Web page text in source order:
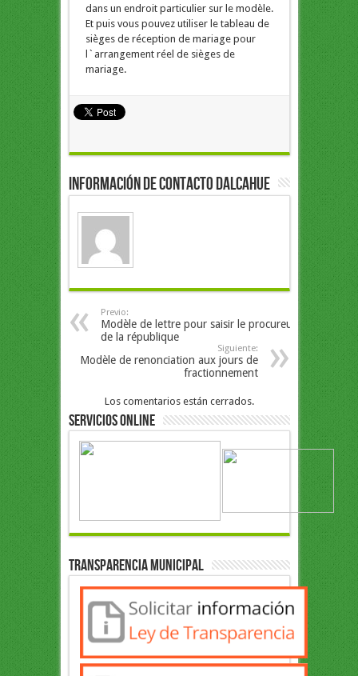
dans un endroit particulier sur le modèle.
Et puis vous pouvez utiliser le tableau de
sièges de réception de mariage pour
l`arrangement réel de sièges de
mariage.
Información de Contacto Dalcahue
Previo:
Modèle de lettre pour saisir le procureur
de la république
Siguiente:
Modèle de renonciation aux jours de
fractionnement
Los comentarios están cerrados.
Servicios Online
Transparencia Municipal